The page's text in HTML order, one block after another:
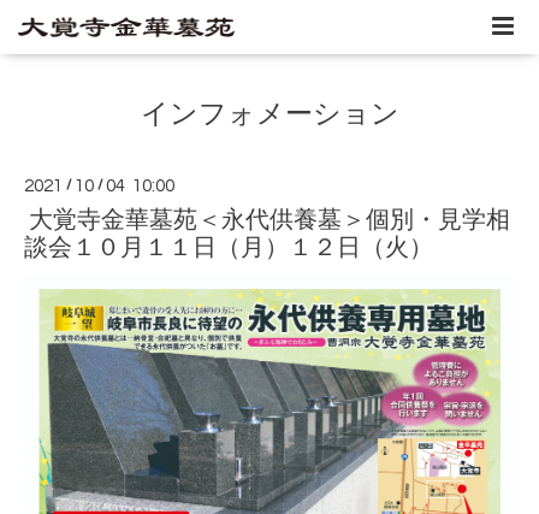
インフォメーション
2021 / 10 /04 10:00
大覚寺金華墓苑＜永代供養墓＞個別・見学相
談会１０月１１日（月）１２日（火）